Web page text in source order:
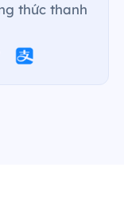
thức thanh